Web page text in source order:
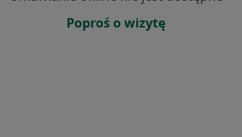
Poproś o wizytę